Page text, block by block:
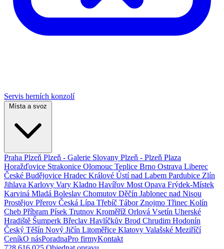
Servis herních konzolí
Místa a svoz
Praha Plzeň Plzeň - Galerie Slovany Plzeň - Plzeň Plaza
Horažďovice Strakonice Olomouc Teplice Brno Ostrava Liberec
České Budějovice Hradec Králové Ústí nad Labem Pardubice Zlín
Jihlava Karlovy Vary Kladno Havířov Most Opava Frýdek-Místek
Karviná Mladá Boleslav Chomutov Děčín Jablonec nad Nisou
Prostějov Přerov Česká Lípa Třebíč Tábor Znojmo Třinec Kolín
Cheb Příbram Písek Trutnov Kroměříž Orlová Vsetín Uherské
Hradiště Šumperk Břeclav Havlíčkův Brod Chrudim Hodonín
Český Těšín Nový Jičín Litoměřice Klatovy Valašské Meziříčí
CeníkO násPoradnaPro firmyKontakt